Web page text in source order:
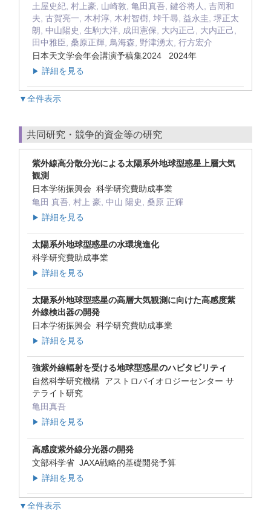
土屋史紀, 村上豪, 山崎敦, 亀田真吾, 鍵谷将人, 吉岡和
夫, 古賀亮一, 木村淳, 木村智樹, 垰千尋, 益永圭, 堺正太
朗, 中山陽史, 生駒大洋, 成田憲保, 大内正己, 大内正己,
田中雅臣, 桑原正輝, 鳥海森, 野津湧太, 行方宏介
日本天文学会年会講演予稿集2024 2024年
▶ 詳細を見る
▼全件表示
共同研究・競争的資金等の研究
紫外線高分散分光による太陽系外地球型惑星上層大気
観測
日本学術振興会 科学研究費助成事業
亀田 真吾, 村上 豪, 中山 陽史, 桑原 正輝
▶ 詳細を見る
太陽系外地球型惑星の水環境進化
科学研究費助成事業
▶ 詳細を見る
太陽系外地球型惑星の高層大気観測に向けた高感度紫
外線検出器の開発
日本学術振興会 科学研究費助成事業
▶ 詳細を見る
強紫外線輻射を受ける地球型惑星のハビタビリティ
自然科学研究機構 アストロバイオロジーセンター サ
テライト研究
亀田真吾
▶ 詳細を見る
高感度紫外線分光器の開発
文部科学省 JAXA戦略的基礎開発予算
▶ 詳細を見る
▼全件表示